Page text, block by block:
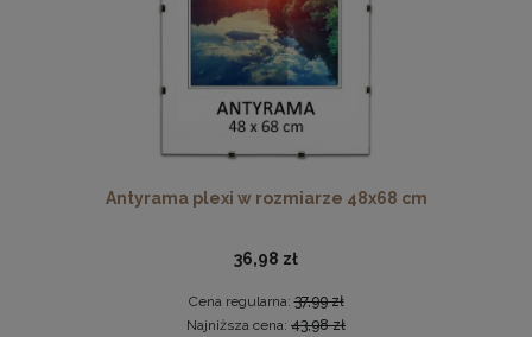
Antyrama plexi w rozmiarze 48x68 cm
36,98 zł
Cena regularna:37,99 zł
Najniższa cena: 43,98 zł